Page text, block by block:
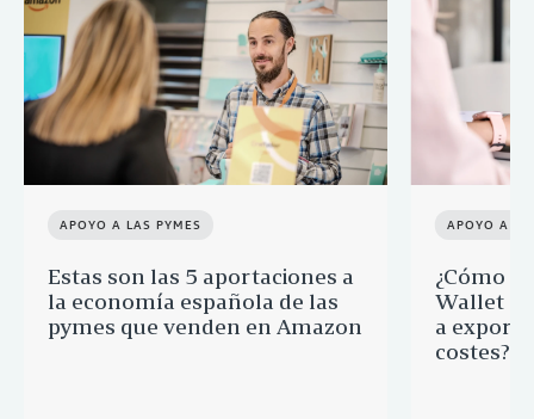
APOYO A LAS PYMES
Estas son las 5 aportaciones a
la economía española de las
pymes que venden en Amazon
APOYO A
¿Cómo
Wallet a
a
costes?